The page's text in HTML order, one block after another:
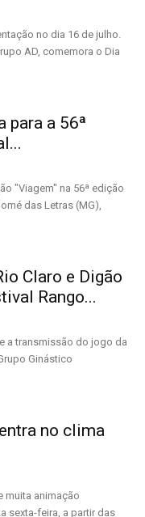
no dia 16 de julho.
AD, comemora o Dia
para a 56ª
"Viagem" na 56ª edição
das Letras (MG),
Claro e Digão
Rango...
a transmissão do jogo da
Ginástico
no clima
muita animação
sexta-feira, a partir das